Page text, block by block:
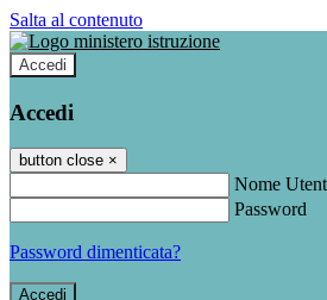
Salta al contenuto
Accedi
Accedi
button close ×
Nome
Password
Password dimenticata?